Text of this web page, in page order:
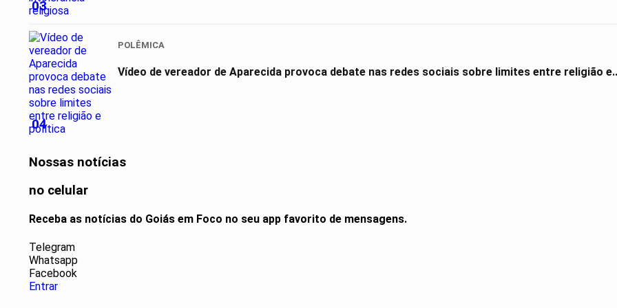
03
04
POLÊMICA
Vídeo de vereador de Aparecida provoca debate nas redes sociais sobre limites entre religião
Nossas notícias
no celular
Receba as notícias do Goiás em Foco no seu app favorito de mensagens.
Telegram
Whatsapp
Facebook
Entrar